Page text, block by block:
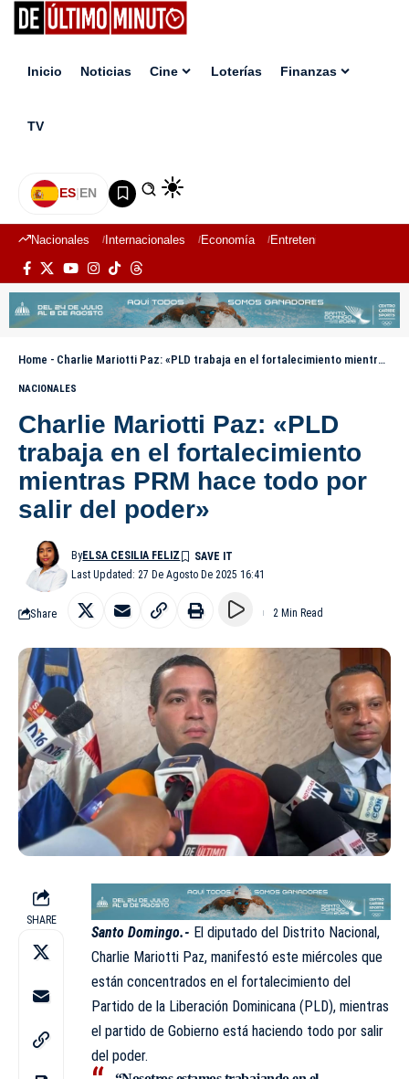
Inicio Noticias Cine Loterías Finanzas
TV
ES|EN
Nacionales Internacionales Economía Entretenimiento
Home - Charlie Mariotti Paz: «PLD trabaja en el fortalecimiento mientras PRM hace todo por salir del poder»
NACIONALES
Charlie Mariotti Paz: «PLD
trabaja en el fortalecimiento
mientras PRM hace todo por
salir del poder»
Last Updated: 27 De Agosto De 2025 16:41
ByELSA CESILIA FELIZ
Share 2 Min Read
SHARE
Santo Domingo.- El diputado del Distrito Nacional,
Charlie Mariotti Paz, manifestó este miércoles que
están concentrados en el fortalecimiento del
Partido de la Liberación Dominicana (PLD), mientras
el partido de Gobierno está haciendo todo por salir
del poder.